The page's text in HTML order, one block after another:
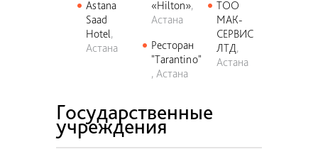
Astana
Saad
Hotel
Астана
«Hilton»
Астана
Ресторан
"Tarantino"
Астана
ТОО
МАК-
СЕРВИС
ЛТД
Астана
Государственные
учреждения